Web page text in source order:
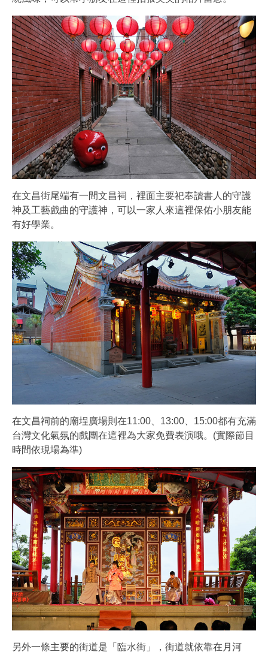
在文昌街尾端有一間文昌祠，裡面主要祀奉讀書人的守護
神及工藝戲曲的守護神，可以一家人來這裡保佑小朋友能
有好學業。
在文昌祠前的廟埕廣場則在11:00、13:00、15:00都有充滿
台灣文化氣氛的戲團在這裡為大家免費表演哦。(實際節目
時間依現場為準)
另外一條主要的街道是「臨水街」，街道就依靠在月河